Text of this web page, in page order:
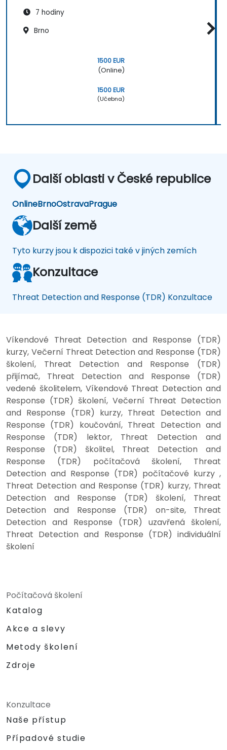
7 hodiny
Brno
1500 EUR
(Online)
1500 EUR
(Učebna)
Další oblasti v České republice
OnlineBrnoOstravaPrague
Další země
Tyto kurzy jsou k dispozici také v jiných zemích
Konzultace
Threat Detection and Response (TDR) Konzultace
Víkendové Threat Detection and Response (TDR)
kurzy, Večerní Threat Detection and Response (TDR)
školení, Threat Detection and Response (TDR)
přijímač, Threat Detection and Response (TDR)
vedené školitelem, Víkendové Threat Detection and
Response (TDR) školení, Večerní Threat Detection
and Response (TDR) kurzy, Threat Detection and
Response (TDR) koučování, Threat Detection and
Response (TDR) lektor, Threat Detection and
Response (TDR) školitel, Threat Detection and
Response (TDR) počítačová školení, Threat
Detection and Response (TDR) počítačové kurzy ,
Threat Detection and Response (TDR) kurzy, Threat
Detection and Response (TDR) školení, Threat
Detection and Response (TDR) on-site, Threat
Detection and Response (TDR) uzavřená školení,
Threat Detection and Response (TDR) individuální
školení
Počítačová školení
Katalog
Akce a slevy
Metody školení
Zdroje
Konzultace
Naše přístup
Případové studie